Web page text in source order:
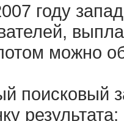
году
можно
поисковый
результата;